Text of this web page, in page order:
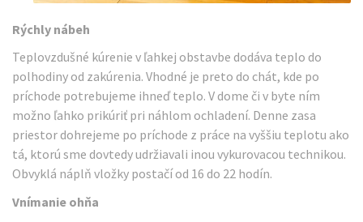
Rýchly nábeh
Teplovzdušné kúrenie v ľahkej obstavbe dodáva teplo do
polhodiny od zakúrenia. Vhodné je preto do chát, kde po
príchode potrebujeme ihneď teplo. V dome či v byte ním
možno ľahko prikúriť pri náhlom ochladení. Denne zasa
priestor dohrejeme po príchode z práce na vyššiu teplotu ako
tá, ktorú sme dovtedy udržiavali inou vykurovacou technikou.
Obvyklá náplň vložky postačí od 16 do 22 hodín.
Vnímanie ohňa